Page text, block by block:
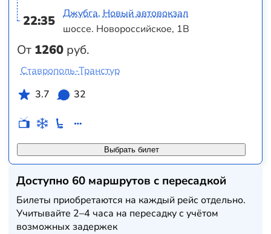
22:35
От 1260 руб.
Джубга, Новый автовокзал
шоссе. Новороссийское, 1В
Выбрать билет
Ставрополь-Транстур
3.7
32
Доступно 60 маршрутов с пересадкой
Билеты приобретаются на каждый рейс отдельно.
Учитывайте 2–4 часа на пересадку с учётом
возможных задержек